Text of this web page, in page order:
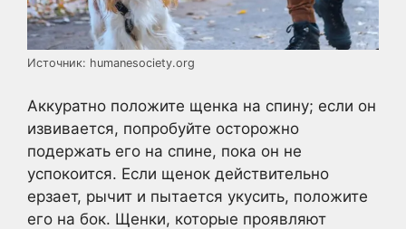
Источник: humanesociety.org
Аккуратно положите щенка на спину; если он
извивается, попробуйте осторожно
подержать его на спине, пока он не
успокоится. Если щенок действительно
ерзает, рычит и пытается укусить, положите
его на бок. Щенки, которые проявляют